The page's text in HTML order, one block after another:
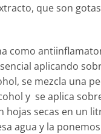
que son
como
aplicando
se mezcla una
y se aplica
hojas secas en un
agua y la